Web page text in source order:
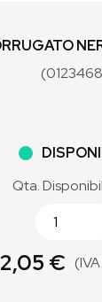
Qta.
2,05 €